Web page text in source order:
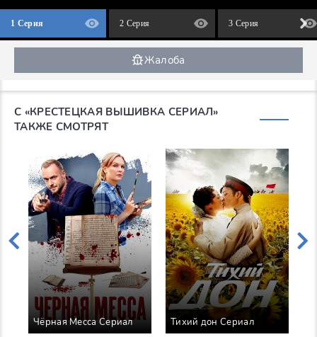
1 Серия 2 Серия 3 Серия
Жалоба
С «КРЕСТЕЦКАЯ ВЫШИВКА СЕРИАЛ»
ТАКЖЕ СМОТРЯТ
Чёрная Месса Сериал Тихий дон Сериал